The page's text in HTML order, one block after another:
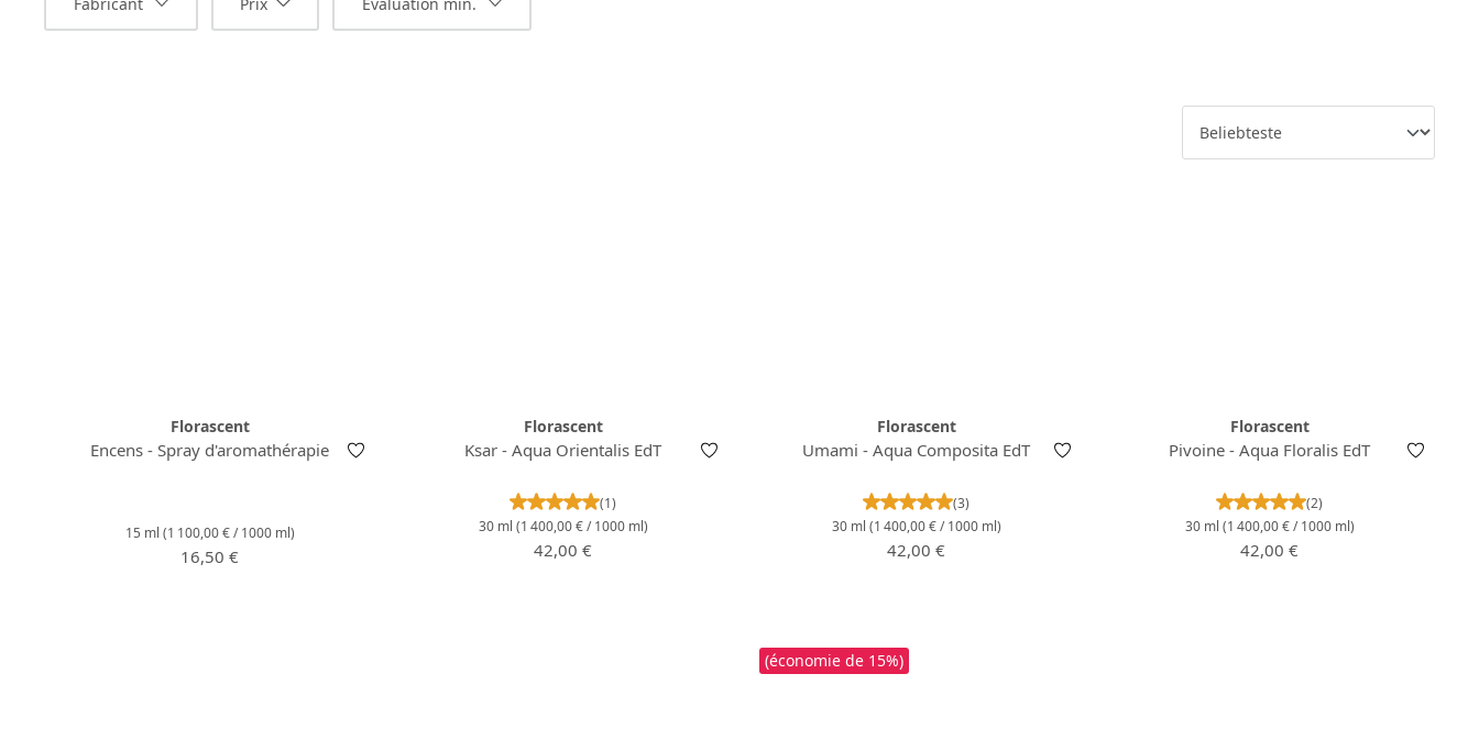
Florascent
Encens - Spray d'aromathérapie
15 ml (1 100,00 € / 1000 ml)
Prix régulier :
16,50 €
Florascent
Ksar - Aqua Orientalis EdT
Note moyenne de 5 sur 5 étoiles
(1)
30 ml (1 400,00 € / 1000 ml)
Prix régulier :
42,00 €
Florascent
Umami - Aqua Composita EdT
Note moyenne de 5 sur 5 étoiles
(3)
30 ml (1 400,00 € / 1000 ml)
Prix régulier :
42,00 €
Florascent
Pivoine - Aqua Floralis EdT
Note moyenne de 5 sur 5
(2)
30 ml (1 400,00 € / 1000 ml)
Prix régulier :
42,00 €
(économie de 15%)